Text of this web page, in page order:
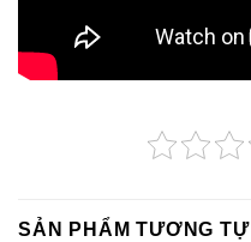
SẢN PHẨM TƯƠNG TỰ